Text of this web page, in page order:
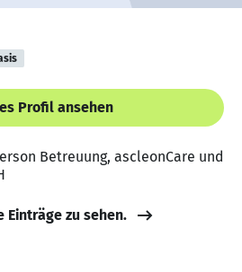
Profil ansehen
Betreuung, ascleonCare und
Einträge zu sehen.